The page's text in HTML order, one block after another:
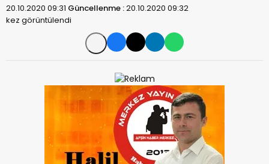
20.10.2020 09:31 Güncellenme :20.10.2020 09:32
kez görüntülendi